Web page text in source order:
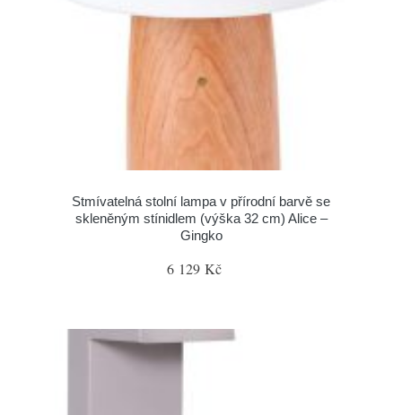
Stmívatelná stolní lampa v přírodní barvě se
skleněným stínidlem (výška 32 cm) Alice –
Gingko
6 129 Kč